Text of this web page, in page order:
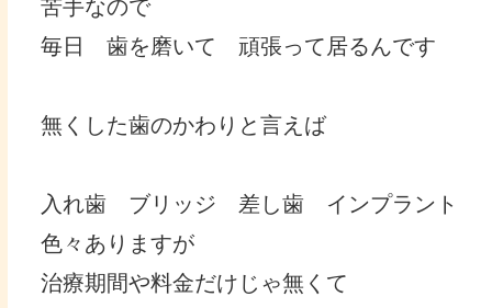
苦手なので
毎日 歯を磨いて 頑張って居るんです
無くした歯のかわりと言えば
入れ歯 ブリッジ 差し歯 インプラント
色々ありますが
治療期間や料金だけじゃ無くて